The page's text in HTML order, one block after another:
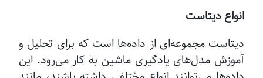
انواع دیتاست
دیتاست مجموعه‌ای از داده‌ها است که برای تحلیل و
آموزش مدل‌های یادگیری ماشین به کار می‌رود. این